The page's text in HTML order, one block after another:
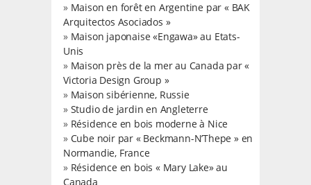
» Maison en forêt en Argentine par « BAK
Arquitectos Asociados »
» Maison japonaise «Engawa» au Etats-
Unis
» Maison près de la mer au Canada par «
Victoria Design Group »
» Maison sibérienne, Russie
» Studio de jardin en Angleterre
» Résidence en bois moderne à Nice
» Cube noir par « Beckmann-N’Thepe » en
Normandie, France
» Résidence en bois « Mary Lake» au
Canada